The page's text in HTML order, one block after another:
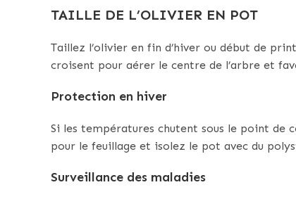
TAILLE DE L’OLIVIER EN POT
Taillez l’olivier en fin d’hiver ou début de
croisent pour aérer le centre de l’arbre et
Protection en hiver
Si les températures chutent sous le point de
pour le feuillage et isolez le pot avec du
Surveillance des maladies